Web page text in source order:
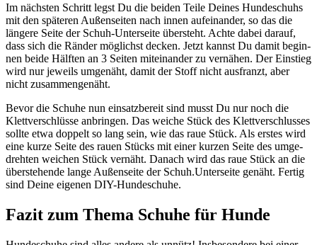
Im nächs­ten Schritt legst Du die bei­den Tei­le Dei­nes Hun­de­schuhs
mit den spä­te­ren Außen­sei­ten nach innen auf­ein­an­der, so das die
län­ge­re Sei­te der Schuh-Unter­sei­te über­steht. Ach­te dabei dar­auf,
dass sich die Rän­der mög­lichst decken. Jetzt kannst Du damit begin­
nen bei­de Hälf­ten an 3 Sei­ten mit­ein­an­der zu ver­nä­hen. Der Ein­stieg
wird nur jeweils umge­näht, damit der Stoff nicht aus­franzt, aber
nicht zusam­men­ge­näht.
Bevor die Schu­he nun ein­satz­be­reit sind musst Du nur noch die
Klett­ver­schlüs­se anbrin­gen. Das wei­che Stück des Klett­ver­schlus­ses
soll­te etwa dop­pelt so lang sein, wie das raue Stück. Als ers­tes wird
eine kur­ze Sei­te des rau­en Stücks mit einer kur­zen Sei­te des umge­
dreh­ten wei­chen Stück ver­näht. Danach wird das raue Stück an die
über­ste­hen­de lan­ge Außen­sei­te der Schuh.Unterseite genäht. Fer­tig
sind Dei­ne eige­nen DIY-Hun­de­schu­he.
Fazit zum The­ma Schu­he für Hun­de